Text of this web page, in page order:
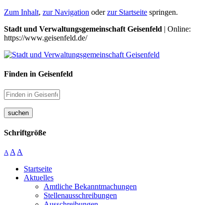
Zum Inhalt, zur Navigation oderzur Startseite springen.
Stadt und Verwaltungsgemeinschaft Geisenfeld | Online:
https://www.geisenfeld.de/
Finden in Geisenfeld
suchen
Schriftgröße
A A A
Startseite
Aktuelles
Amtliche Bekanntmachungen
Stellenausschreibungen